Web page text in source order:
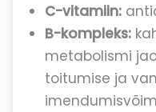
C-vitamiin:
B-kompleks:
metabolismi
toitumise ja